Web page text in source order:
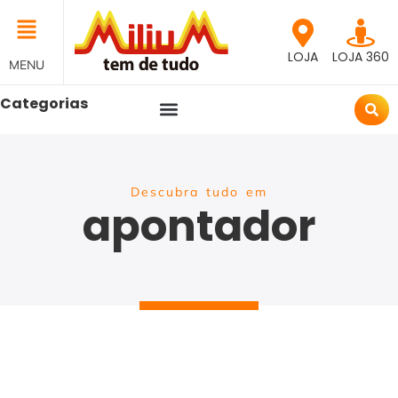
MENU LOJA LOJA 360
Categorias
Descubra tudo em
apontador